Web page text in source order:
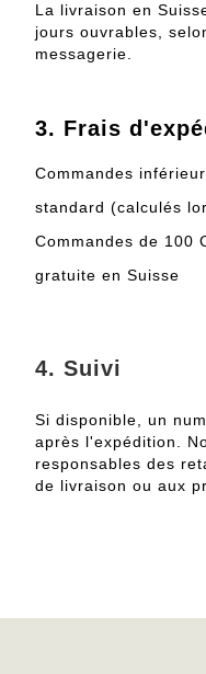
La livraison en
jours ouvrables,
messagerie.
3. Frais
Commandes
standard (calculés
Commandes de 100
gratuite en Suisse
4.Suivi
Si disponible, un
après l'expédition.
responsables des
de livraison ou aux